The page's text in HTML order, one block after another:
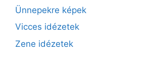
Ünnepekre képek
Vicces idézetek
Zene idézetek